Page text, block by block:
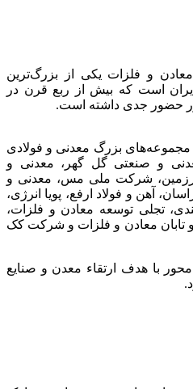
و فلزات یکی از بزرگ‌ترین
است که بیش از ربع قرن در
حضور جدی داشته است.
بزرگ معدنی و فولادی
و صنعتی گل گهر، معدنی و
شرکت ملی مس، معدنی و
آهن و فولاد ارفع، پویا انرژی،
تجلی توسعه معادن و فلزات،
تابان معادن و فلزات و شرکت کک
با هدف ارتقاء معدن و صنایع